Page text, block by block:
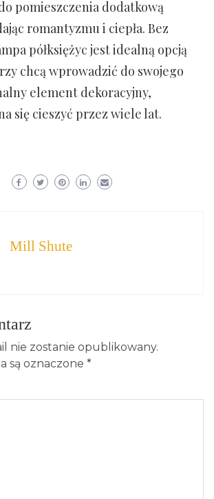
pomieszczenia dodatkową
romantyzmu i ciepła. Bez
półksiężyc jest idealną opcją
chcą wprowadzić do swojego
element dekoracyjny,
się cieszyć przez wiele lat.
Mill Shute
nie zostanie opublikowany.
są oznaczone *